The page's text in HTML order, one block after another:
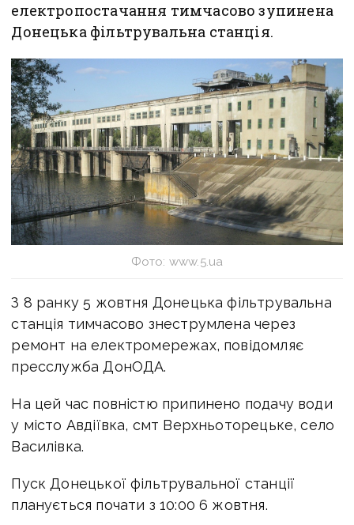
електропостачання тимчасово зупинена
Донецька фільтрувальна станція.
Фото: www.5.ua
З 8 ранку 5 жовтня Донецька фільтрувальна
станція тимчасово знеструмлена через
ремонт на електромережах, повідомляє
пресслужба ДонОДА.
На цей час повністю припинено подачу води
у місто Авдіївка, смт Верхньоторецьке, село
Василівка.
Пуск Донецької фільтрувальної станції
планується почати з 10:00 6 жовтня.